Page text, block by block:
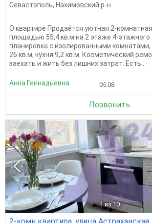
Севастополь, Нахимовский р-н
О квартире Продаётся уютная 2-
площадью 55,4 кв.м на 2 этаже 4-этажного
планировка с изолированными
26 кв.м, кухня 9,2 кв.м. Косметический
заехать и жить без лишних затрат. Есть...
Анна Геннадьевна 05.08
Позвонить
1 из 10